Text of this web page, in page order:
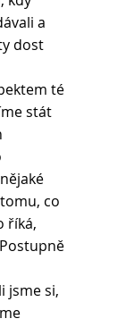
a
dost
té
stát
co
říká,
jsme si,